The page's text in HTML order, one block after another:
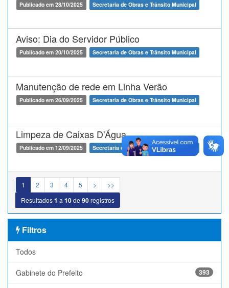
Publicado em 28/10/2025 Secretaria de Obras e Trânsito Municipal
Aviso: Dia do Servidor Público
Publicado em 20/10/2025 Secretaria de Obras e Trânsito Municipal
Manutenção de rede em Linha Verão
Publicado em 26/09/2025 Secretaria de Obras e Trânsito Municipal
Limpeza de Caixas D'Água
Publicado em 12/09/2025 Secretaria de Obras e Trânsito Municipal
1 2 3 4 5 >
>>
Resultados1 a 10de 90registros
Filtros
Todos
393
Gabinete do Prefeito